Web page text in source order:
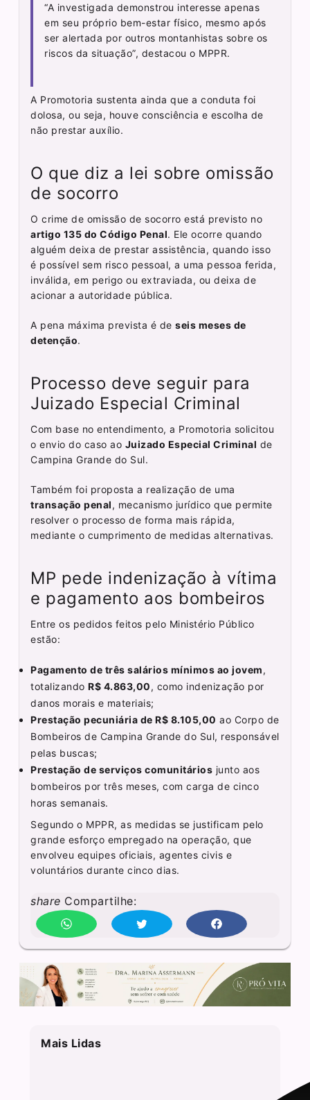
“A investigada demonstrou interesse apenas
em seu próprio bem-estar físico, mesmo após
ser alertada por outros montanhistas sobre os
riscos da situação”, destacou o MPPR.
A Promotoria sustenta ainda que a conduta foi
dolosa, ou seja, houve consciência e escolha de
não prestar auxílio.
O que diz a lei sobre omissão
de socorro
O crime de omissão de socorro está previsto no
artigo 135 do Código Penal. Ele ocorre quando
alguém deixa de prestar assistência, quando isso
é possível sem risco pessoal, a uma pessoa ferida,
inválida, em perigo ou extraviada, ou deixa de
acionar a autoridade pública.
A pena máxima prevista é deseis meses de
detenção.
Processo deve seguir para
Juizado Especial Criminal
Com base no entendimento, a Promotoria solicitou
o envio do caso ao Juizado Especial Criminal de
Campina Grande do Sul.
Também foi proposta a realização de uma
transação penal, mecanismo jurídico que permite
resolver o processo de forma mais rápida,
mediante o cumprimento de medidas alternativas.
MP pede indenização à vítima
e pagamento aos bombeiros
Entre os pedidos feitos pelo Ministério Público
estão:
Pagamento de três salários mínimos ao jovem,
totalizandoR$ 4.863,00, como indenização por
danos morais e materiais;
Prestação pecuniária de R$ 8.105,00 ao Corpo de
Bombeiros de Campina Grande do Sul, responsável
pelas buscas;
Prestação de serviços comunitários junto aos
bombeiros por três meses, com carga de cinco
horas semanais.
Segundo o MPPR, as medidas se justificam pelo
grande esforço empregado na operação, que
envolveu equipes oficiais, agentes civis e
voluntários durante cinco dias.
share Compartilhe:
Mais Lidas